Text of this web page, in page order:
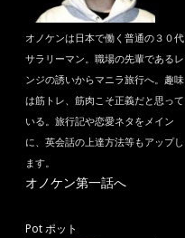
オノケンは日本で働く普通の３０代
サラリーマン。職場の先輩であるレ
ンジの誘いからマニラ旅行へ。趣味
は筋トレ、筋肉こそ正義だと思って
いる。旅行記や恋愛ネタをメイン
に、英会話の上達方法等もアップし
ます。
オノケン第一話へ
Pot ポット